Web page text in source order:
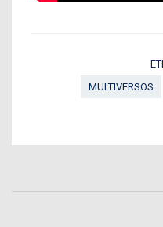
MULTIVERSOS